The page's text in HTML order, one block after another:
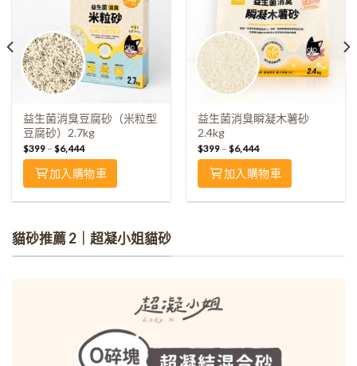
益生菌消臭豆腐砂（米粒型
豆腐砂）2.7kg
$399 –$6,444
加入購物車
益生菌消臭瞬凝木薯砂
2.4kg
$399 –$6,444
加入購物車
貓砂推薦 2｜超凝小姐貓砂